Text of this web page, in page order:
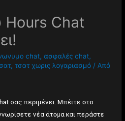
Hours Chat
chat,ασφαλές chat,
,τσατ χωρις λογαριασμό / Από
σας περιμένει. Μπέιτε στο
νέα άτομα και περάστε